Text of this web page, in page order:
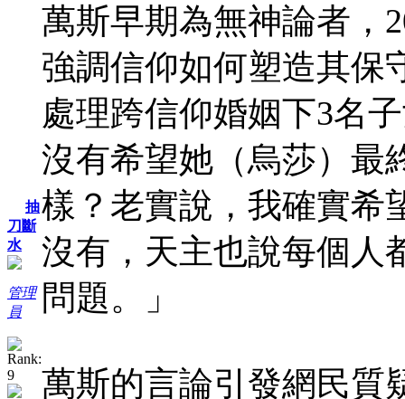
抽
刀斷
水
管理
員
萬斯早期為無神論者，
強調信仰如何塑造其保
處理跨信仰婚姻下3名
沒有希望她（烏莎）最
樣？老實說，我確實希
沒有，天主也說每個人
問題。」
萬斯的言論引發網民質